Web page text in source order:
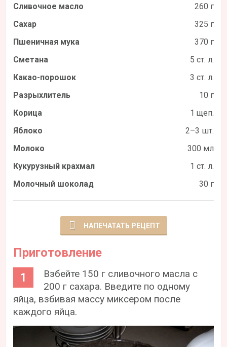
Сливочное масло
260 г
Сахар
325 г
Пшеничная мука
370 г
Сметана
5 ст. л.
Какао-порошок
3 ст. л.
Разрыхлитель
10 г
Корица
1 щеп.
Яблоко
2–3 шт.
Молоко
300 мл
Кукурузный крахмал
1 ст. л.
Молочный шоколад
30 г
НАПЕЧАТАТЬ РЕЦЕПТ
Приготовление
Взбейте 150 г сливочного масла с
200 г сахара. Введите по одному
яйца, взбивая массу миксером после
каждого яйца.